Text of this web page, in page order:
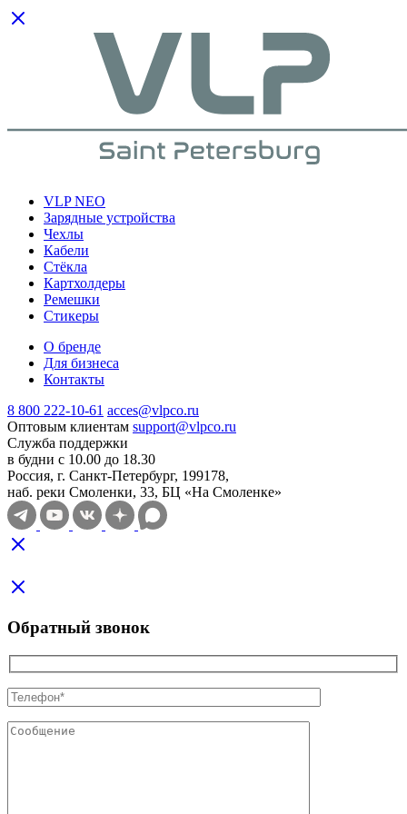
VLP NEO
Зарядные устройства
Чехлы
Кабели
Cтёкла
Картхолдеры
Ремешки
Стикеры
О бренде
Для бизнеса
Контакты
8 800 222-10-61 acces@vlpco.ru
Оптовым клиентам support@vlpco.ru
Служба поддержки
в будни с 10.00 до 18.30
Россия, г. Санкт-Петербург, 199178,
наб. реки Смоленки, 33, БЦ «На Смоленке»
Обратный звонок